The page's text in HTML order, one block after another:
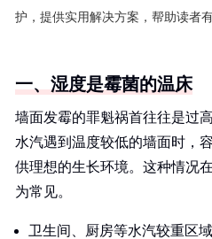
护，提供实用解决方案，帮助读者
一、湿度是霉菌的温床
墙面发霉的罪魁祸首往往是过
水汽遇到温度较低的墙面时，
供理想的生长环境。这种情况
为常见。
卫生间、厨房等水汽较重区